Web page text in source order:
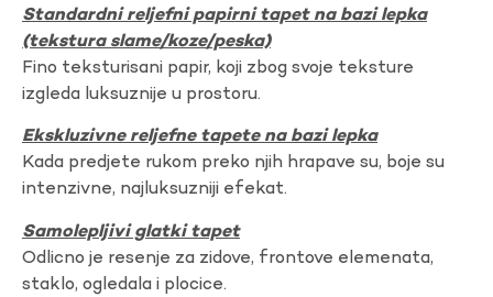
Standardni reljefni papirni tapet na bazi lepka
(tekstura slame/koze/peska)
Fino teksturisani papir, koji zbog svoje teksture
izgleda luksuznije u prostoru.
Ekskluzivne reljefne tapete na bazi lepka
Kada predjete rukom preko njih hrapave su, boje su
intenzivne, najluksuzniji efekat.
Samolepljivi glatki tapet
Odlicno je resenje za zidove, frontove elemenata,
staklo, ogledala i plocice.